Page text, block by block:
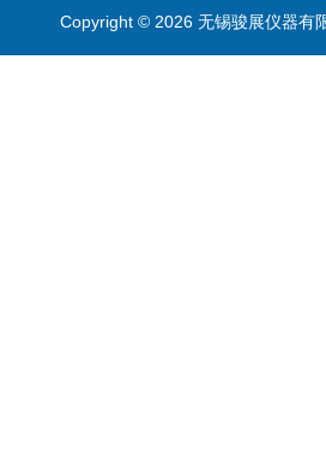
Copyright © 2026 无锡骏展仪器有